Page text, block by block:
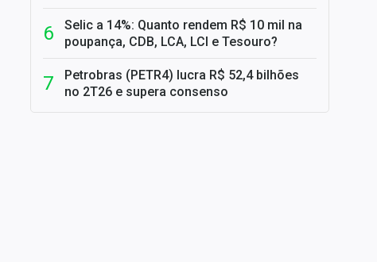
Selic a 14%: Quanto rendem R$ 10 mil na
poupança, CDB, LCA, LCI e Tesouro?
Petrobras (PETR4) lucra R$ 52,4 bilhões
no 2T26 e supera consenso